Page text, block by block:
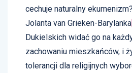
cechuje naturalny
Jolanta van Grieken-Barylanka
Dukielskich widać go na
zachowaniu mieszkańców, i
tolerancji dla religijnych